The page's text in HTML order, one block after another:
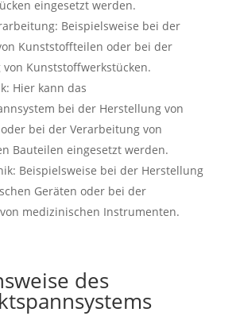
eingesetzt werden.
Beispielsweise bei der
Kunststoffteilen oder bei der
Kunststoffwerkstücken.
Hier kann das
bei der Herstellung von
bei der Verarbeitung von
Bauteilen eingesetzt werden.
Beispielsweise bei der Herstellung
Geräten oder bei der
medizinischen Instrumenten.
des